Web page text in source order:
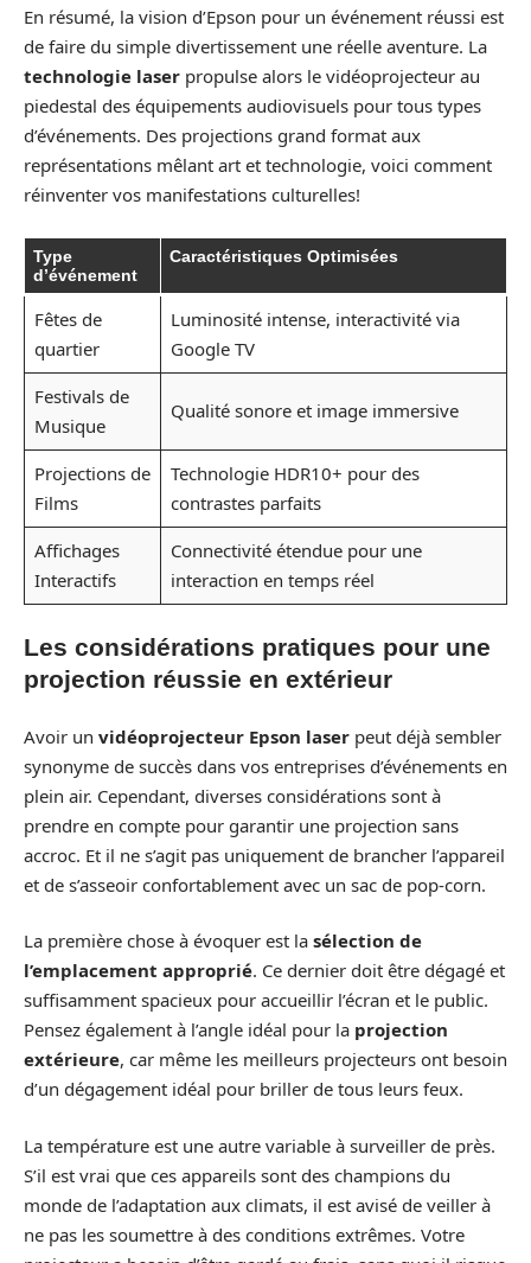
En résumé, la vision d’Epson pour un événement réussi est
de faire du simple divertissement une réelle aventure. La
technologie laser propulse alors le vidéoprojecteur au
piedestal des équipements audiovisuels pour tous types
d’événements. Des projections grand format aux
représentations mêlant art et technologie, voici comment
réinventer vos manifestations culturelles!
Type
d’événement
Caractéristiques Optimisées
Fêtes de
quartier
Luminosité intense, interactivité via
Google TV
Festivals de
Musique
Qualité sonore et image immersive
Projections de
Films
Technologie HDR10+ pour des
contrastes parfaits
Affichages
Interactifs
Connectivité étendue pour une
interaction en temps réel
Les considérations pratiques pour une
projection réussie en extérieur
Avoir un vidéoprojecteur Epson laser peut déjà sembler
synonyme de succès dans vos entreprises d’événements en
plein air. Cependant, diverses considérations sont à
prendre en compte pour garantir une projection sans
accroc. Et il ne s’agit pas uniquement de brancher l’appareil
et de s’asseoir confortablement avec un sac de pop-corn.
La première chose à évoquer est la sélection de
l’emplacement approprié. Ce dernier doit être dégagé et
suffisamment spacieux pour accueillir l’écran et le public.
Pensez également à l’angle idéal pour la projection
extérieure, car même les meilleurs projecteurs ont besoin
d’un dégagement idéal pour briller de tous leurs feux.
La température est une autre variable à surveiller de près.
S’il est vrai que ces appareils sont des champions du
monde de l’adaptation aux climats, il est avisé de veiller à
ne pas les soumettre à des conditions extrêmes. Votre